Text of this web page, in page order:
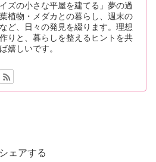
イズの小さな平屋を建てる」夢の過
植物・メダカとの暮らし、週末の
ど、日々の発見を綴ります。理想
りと、暮らしを整えるヒントを共
嬉しいです。
シェアする